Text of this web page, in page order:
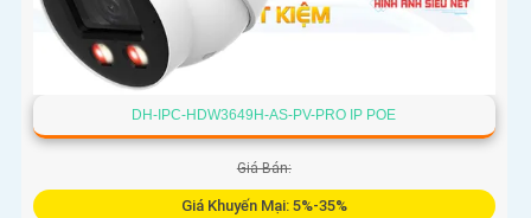
DH-IPC-HDW3649H-AS-PV-PRO IP POE
Giá Bán:
Giá Khuyến Mại: 5%-35%